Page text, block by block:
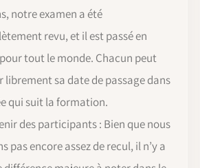
notre examen a été
revu, et il est passé en
tout le monde. Chacun peut
librement sa date de passage dans
qui suit la formation.
des participants : Bien que nous
pas encore assez de recul, il n’y a